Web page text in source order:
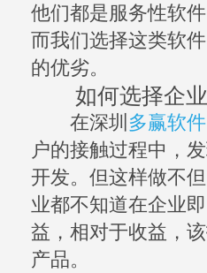
他们都是服务性软
而我们选择这类软
的优劣。
如何选择企业
在深圳 多赢软件
户的接触过程中，
开发。但这样做不
业都不知道在企业
益，相对于收益，
产品。